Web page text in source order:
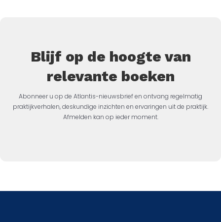
Blijf op de hoogte van
relevante boeken
Abonneer u op de Atlantis-nieuwsbrief en ontvang regelmatig
praktijkverhalen, deskundige inzichten en ervaringen uit de praktijk.
Afmelden kan op ieder moment.